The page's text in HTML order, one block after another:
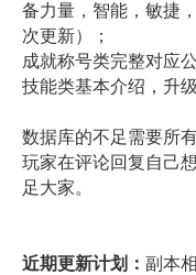
备力量，智能，敏捷
次更新）；
成就称号类完整对应
技能类基本介绍，升级
数据库的不足需要所
玩家在评论回复自己
足大家。
近期更新计划： 副本